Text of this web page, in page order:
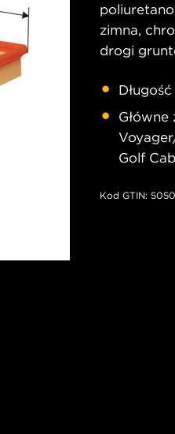
zimna,
drogi
Golf
Kod GTIN: